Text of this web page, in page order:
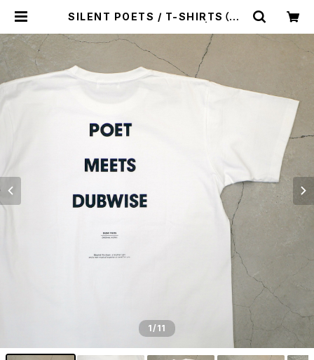
SILENT POETS / T-SHIRTS（PO
lley house - セントバレーハウス
1/11